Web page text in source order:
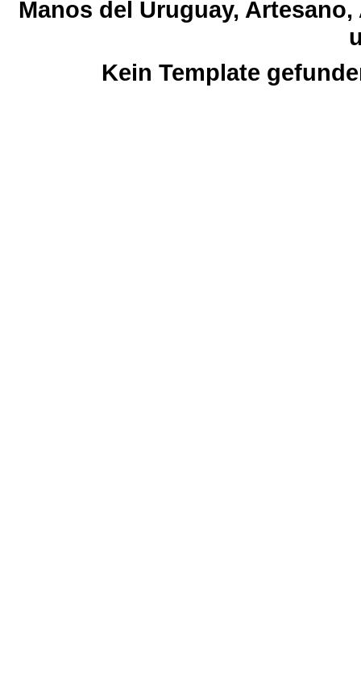
Manos del Uruguay,
Kein Template